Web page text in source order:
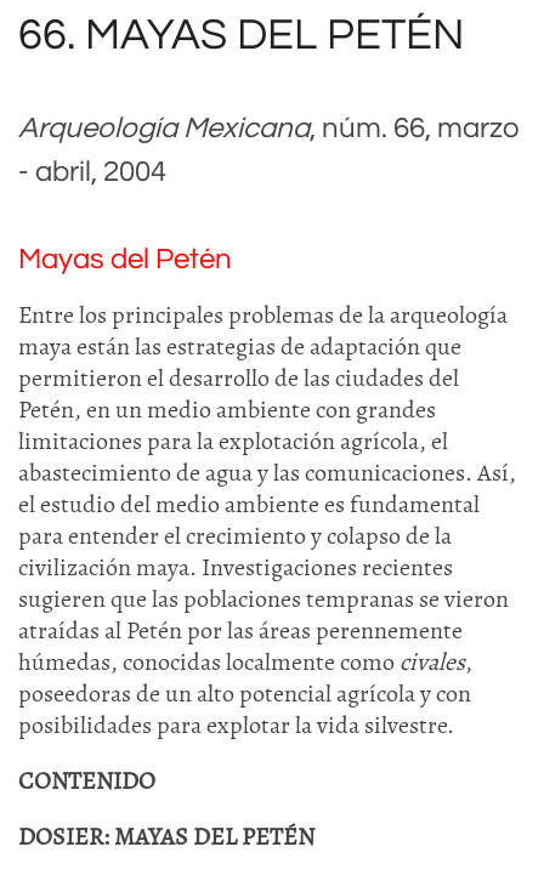
66. MAYAS DEL PETÉN
Arqueología Mexicana, núm. 66, marzo
- abril, 2004
Mayas del Petén
Entre los principales problemas de la arqueología
maya están las estrategias de adaptación que
permitieron el desarrollo de las ciudades del
Petén, en un medio ambiente con grandes
limitaciones para la explotación agrícola, el
abastecimiento de agua y las comunicaciones. Así,
el estudio del medio ambiente es fundamental
para entender el crecimiento y colapso de la
civilización maya. Investigaciones recientes
sugieren que las poblaciones tempranas se vieron
atraídas al Petén por las áreas perennemente
húmedas, conocidas localmente comocivales,
poseedoras de un alto potencial agrícola y con
posibilidades para explotar la vida silvestre.
CONTENIDO
DOSIER:MAYAS DEL PETÉN